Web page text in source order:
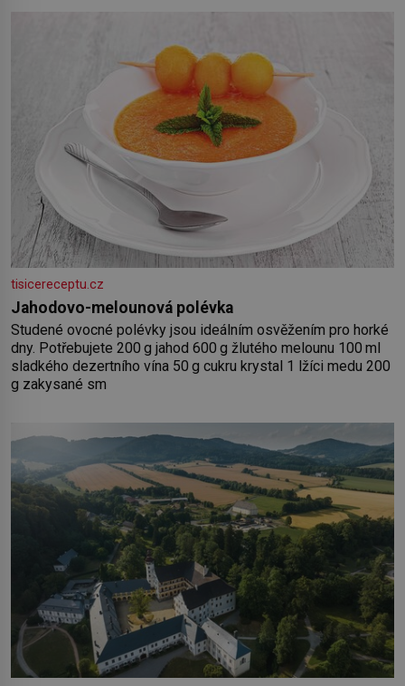
2 rajčata Zálivka: ✿ 4 lžíce olivového oleje ✿ 1 lžíci citronové
tisicereceptu.cz
Jahodovo-melounová polévka
Studené ovocné polévky jsou ideálním osvěžením pro horké
dny. Potřebujete 200 g jahod 600 g žlutého melounu 100 ml
sladkého dezertního vína 50 g cukru krystal 1 lžíci medu 200
g zakysané sm